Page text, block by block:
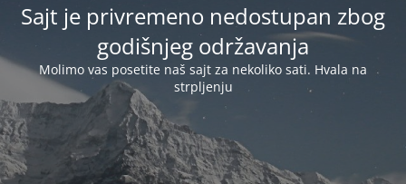
Sajt je privremeno nedostupan zbog
godišnjeg održavanja
Molimo vas posetite naš sajt za nekoliko sati. Hvala na
strpljenju